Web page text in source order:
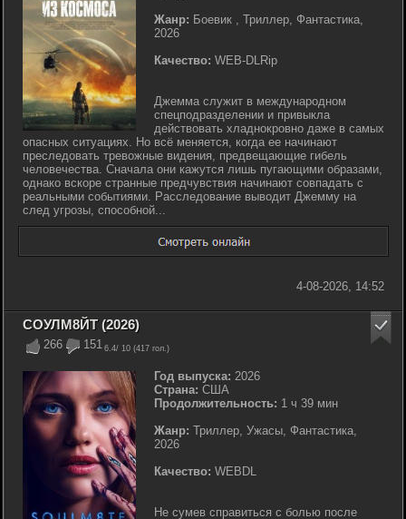
Жанр: Боевик , Триллер, Фантастика,
2026
Качество: WEB-DLRip
Джемма служит в международном
спецподразделении и привыкла
действовать хладнокровно даже в самых
опасных ситуациях. Но всё меняется, когда ее начинают
преследовать тревожные видения, предвещающие гибель
человечества. Сначала они кажутся лишь пугающими образами,
однако вскоре странные предчувствия начинают совпадать с
реальными событиями. Расследование выводит Джемму на
след угрозы, способной...
4-08-2026, 14:52
266 151 6.4/ 10 (417 гол.)
СОУЛМ8ЙТ (2026)
Год выпуска: 2026
Страна: США
Продолжительность: 1 ч 39 мин
Жанр: Триллер, Ужасы, Фантастика,
2026
Качество: WEBDL
Не сумев справиться с болью после